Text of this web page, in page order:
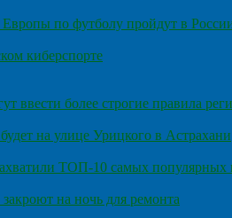
по футболу пройдут в
киберспорте
ввести более строгие правила
на улице Урицкого в Астрахани
ТОП-10 самых популярных
на ночь для ремонта